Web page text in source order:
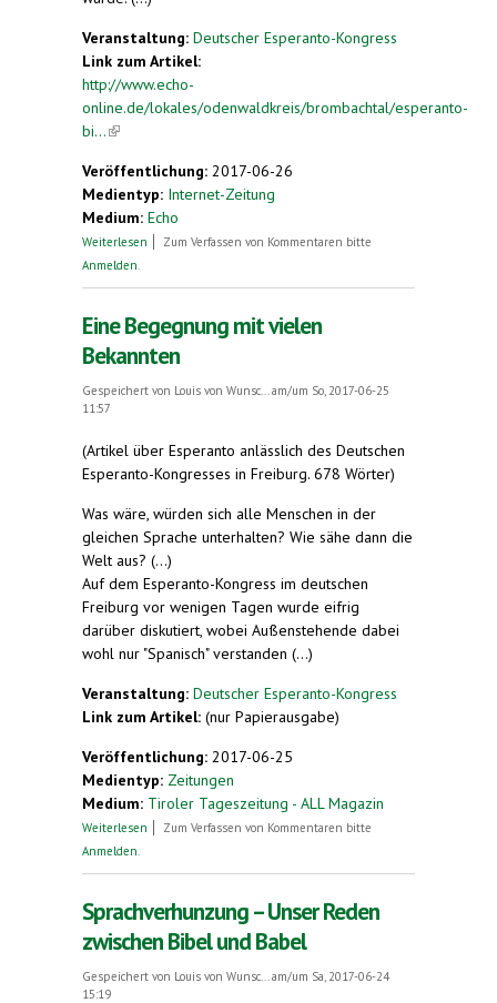
Veranstaltung: Deutscher Esperanto-Kongress
Link zum Artikel:
http://www.echo-
online.de/lokales/odenwaldkreis/brombachtal/esperanto-
bi...(link is external)
Veröffentlichung: 2017-06-26
Medientyp: Internet-Zeitung
Medium: Echo
Weiterlesen über Esperanto bietet weltweite Kontakte ohne
Zum Verfassen von Kommentaren bitte
Anmelden
Eine Begegnung mit vielen
Bekannten
Gespeichert von Louis von Wunsc...
am/um So, 2017-06-25
11:57
(Artikel über Esperanto anlässlich des Deutschen
Esperanto-Kongresses in Freiburg. 678 Wörter)
Was wäre, würden sich alle Menschen in der
gleichen Sprache unterhalten? Wie sähe dann die
Welt aus? (...)
Auf dem Esperanto-Kongress im deutschen
Freiburg vor wenigen Tagen wurde eifrig
darüber diskutiert, wobei Außenstehende dabei
wohl nur "Spanisch" verstanden (...)
Veranstaltung: Deutscher Esperanto-Kongress
Link zum Artikel: (nur Papierausgabe)
Veröffentlichung: 2017-06-25
Medientyp: Zeitungen
Medium: Tiroler Tageszeitung - ALL Magazin
Weiterlesen über Eine Begegnung mit vielen Bekannten
Zum Verfassen von Kommentaren bitte
Anmelden
Sprachverhunzung – Unser Reden
zwischen Bibel und Babel
Gespeichert von Louis von Wunsc...
am/um Sa, 2017-06-24
15:19